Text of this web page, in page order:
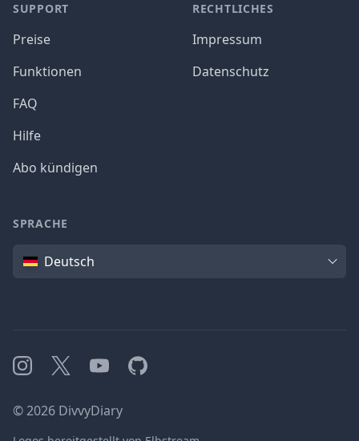
SUPPORT
Preise
Funktionen
FAQ
Hilfe
Abo kündigen
RECHTLICHES
Impressum
Datenschutz
SPRACHE
SpracheDeutsch
Instagram
X YouTubeGitHub
©2026 DivvyDiary